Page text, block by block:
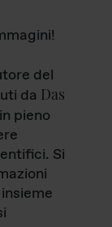
del
da Das
pieno
Si